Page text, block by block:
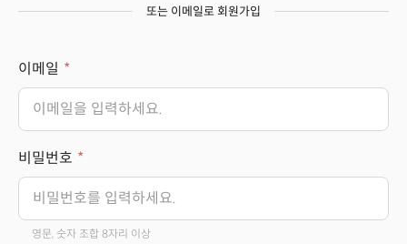
또는 이메일로 회원가입
이메일
비밀번호
영문, 숫자 조합 8자리 이상